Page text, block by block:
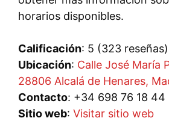
horarios disponibles.
Calificación: 5 (323 reseñas)
Ubicación: Calle José María
28806 Alcalá de Henares,
Contacto: +34 698 76 18 44
Sitio web: Visitar sitio web